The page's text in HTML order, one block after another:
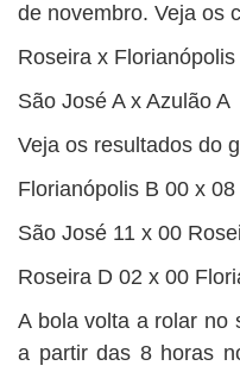
de novembro. Veja os
Roseira x Florianópolis
São José A x Azulão A
Veja os resultados do
Florianópolis B 00 x
São José 11 x 00
Roseira D 02 x 00
A bola volta a rolar no
a partir das 8 horas